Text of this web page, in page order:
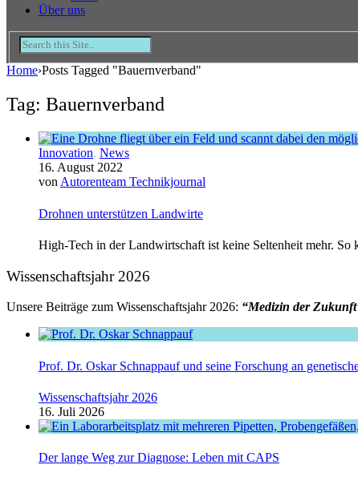
Über uns
Home›Posts Tagged "Bauernverband"
Tag: Bauernverband
Innovation, News
16. August 2022
von Autorenteam Technikjournal
Drohnen unterstützen Landwirte
High-Tech in der Landwirtschaft ist keine Seltenheit mehr.
Wissenschaftsjahr 2026
Unsere Beiträge zum Wissenschaftsjahr 2026: “Medizin der
Prof. Dr. Oskar Schnappauf und seine Forschung an
Wissenschaftsjahr 2026
16. Juli 2026
Der lange Weg zur Diagnose: Leben mit CAPS